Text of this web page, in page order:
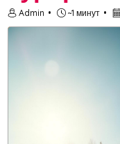
Admin ~1 минут